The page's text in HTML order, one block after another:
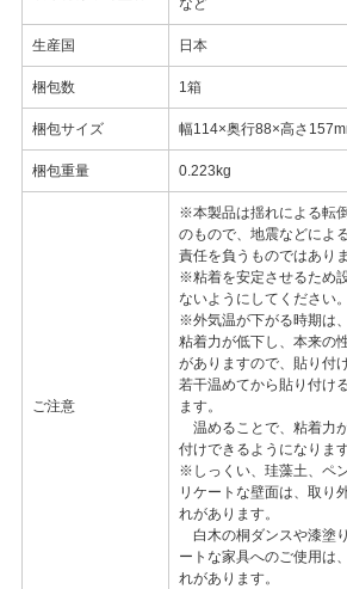
生産国 日本
梱包数 1箱
梱包サイズ 幅114×奥行88×高さ
梱包重量 0.223kg
ご注意
※本製品は揺れによる転
のもので、地震などによ
責任を負うものではありま
※粘着を安定させるため
ないようにしてください。
※外気温が下がる時期は
粘着力が低下し、本来の
がありますので、貼り付
若干温めてから貼り付け
ます。
温めることで、粘着力
付けできるようになります
※しっくい、珪藻土、ペ
リケートな壁面は、取り
れがあります。
白木の桐ダンスや漆塗
ートな家具へのご使用は
れがあります。